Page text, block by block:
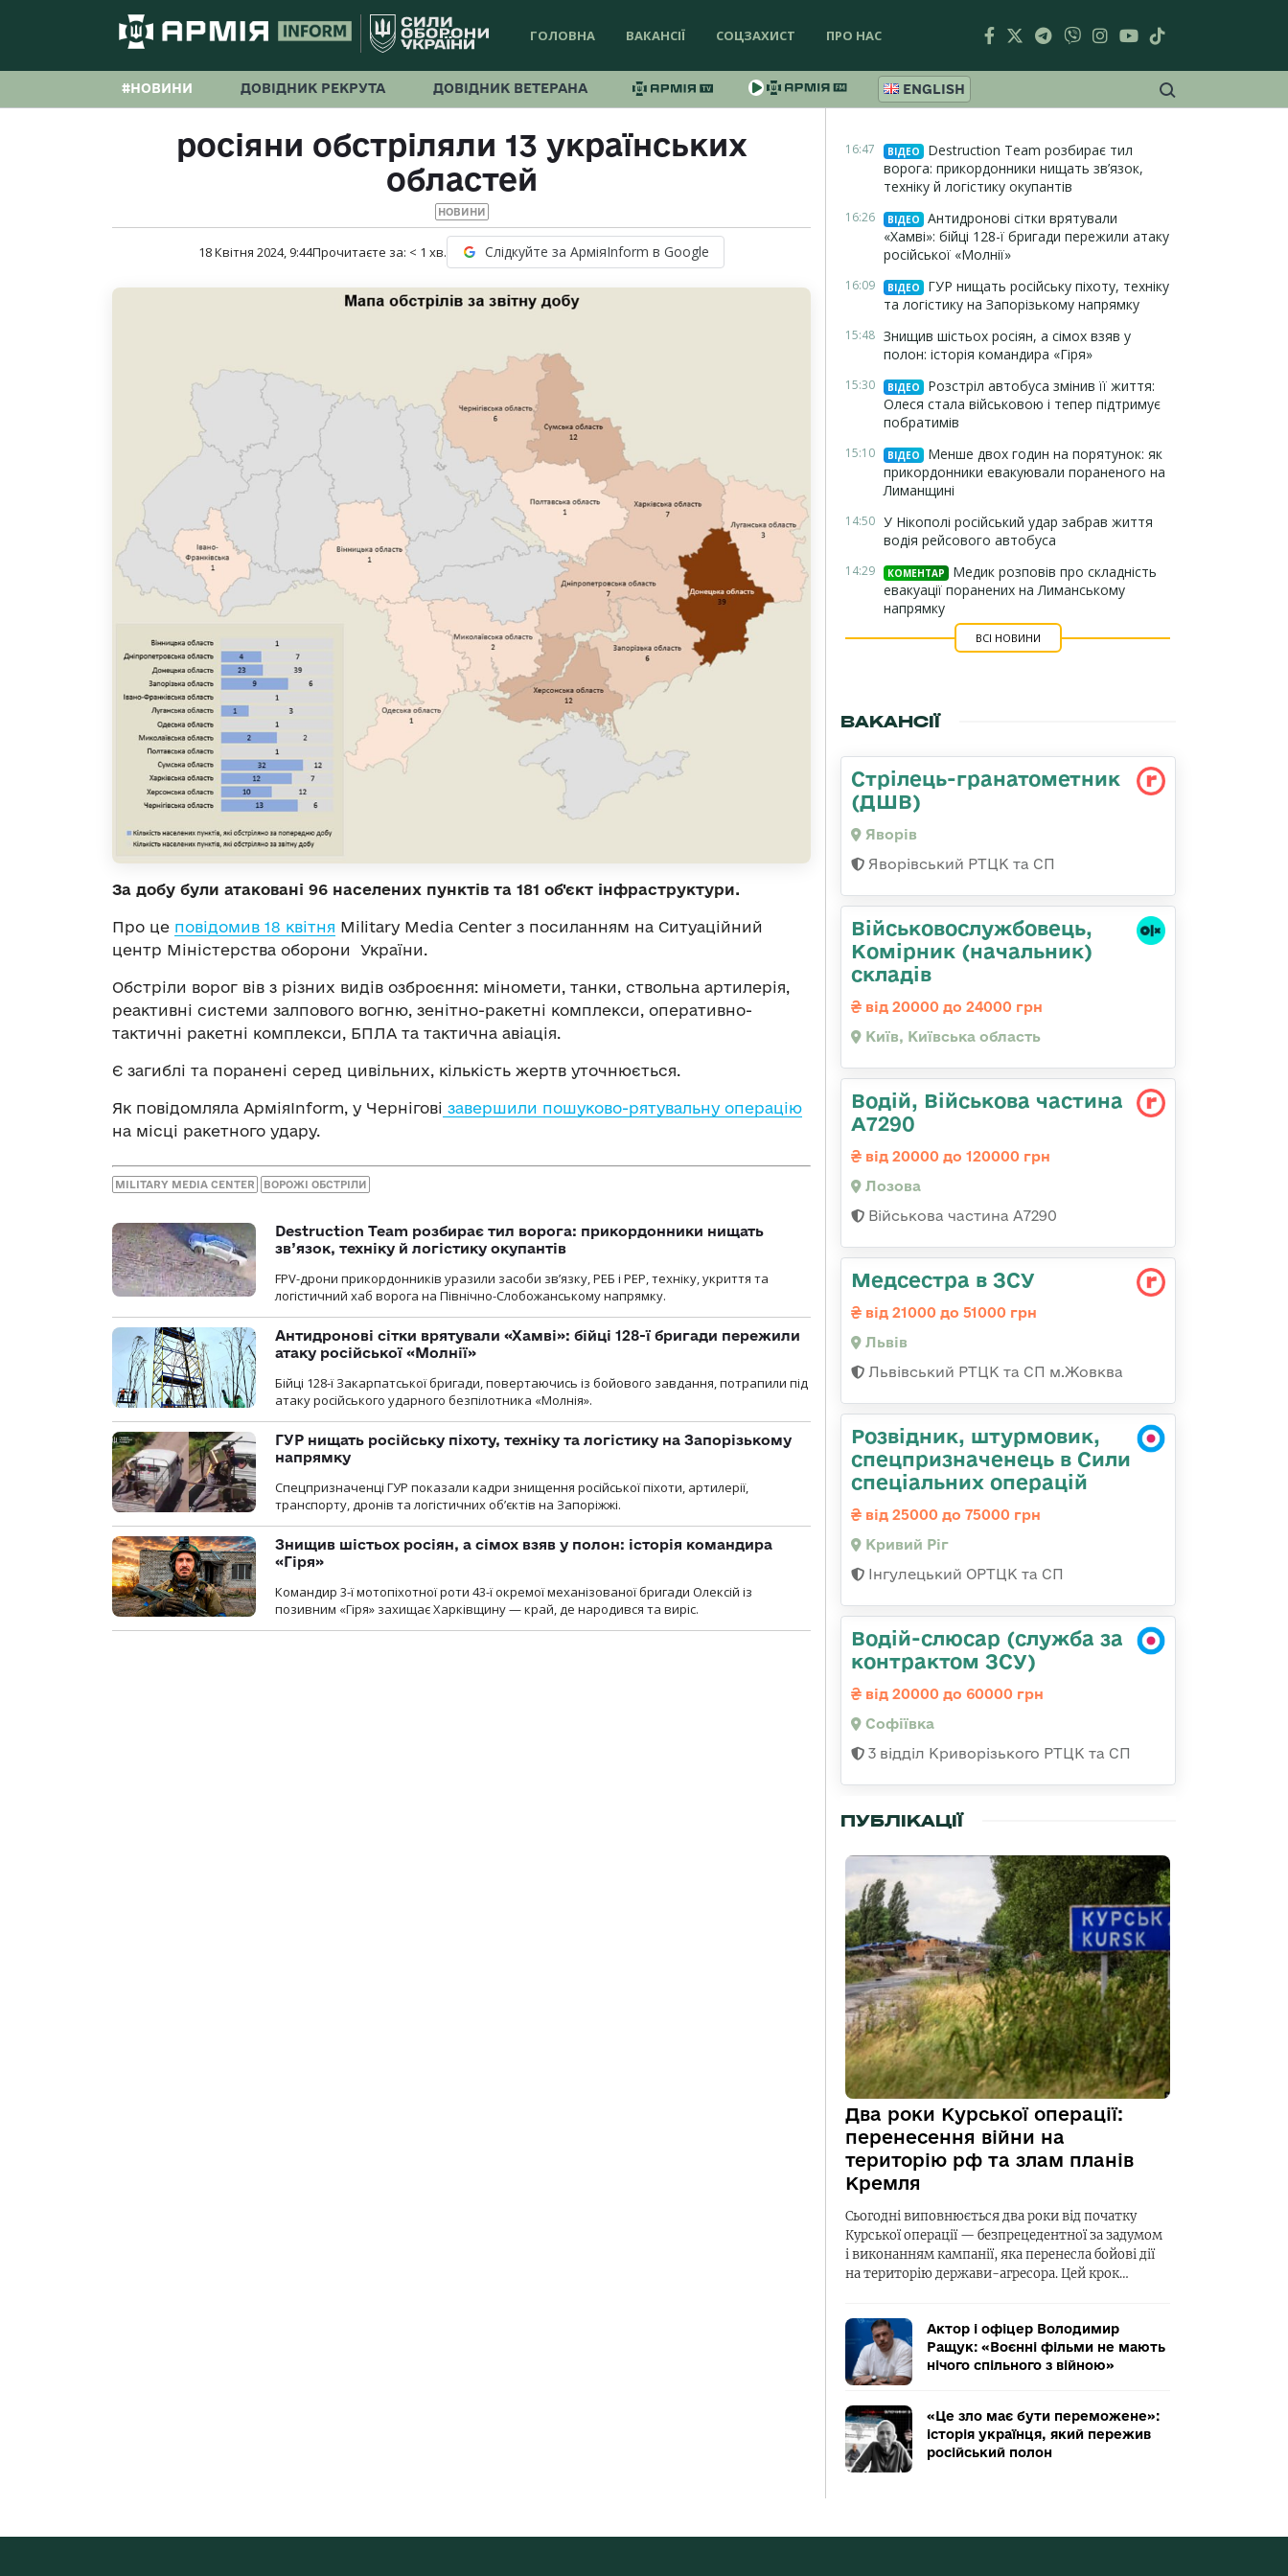
ГОЛОВНА ВАКАНСІЇ СОЦЗАХИСТ ПРО НАС
#НОВИНИ ДОВІДНИК РЕКРУТА ДОВІДНИК ВЕТЕРАНА ENGLISH
росіяни обстріляли 13 українських
областей
НОВИНИ
18 Квітня 2024, 9:44Прочитаєте за: < 1 хв. Слідкуйте за АрміяInform в Google
За добу були атаковані 96 населених пунктів та 181 об'єкт інфраструктури.
Про це повідомив 18 квітня Military Media Center з посиланням на Ситуаційний
центр Міністерства оборони України.
Обстріли ворог вів з різних видів озброєння: міномети, танки, ствольна артилерія,
реактивні системи залпового вогню, зенітно-ракетні комплекси, оперативно-
тактичні ракетні комплекси, БПЛА та тактична авіація.
Є загиблі та поранені серед цивільних, кількість жертв уточнюється.
Як повідомляла АрміяInform, у Чернігові завершили пошуково-рятувальну операцію
на місці ракетного удару.
MILITARY MEDIA CENTER ВОРОЖІ ОБСТРІЛИ
Destruction Team розбирає тил ворога: прикордонники нищать
зв’язок, техніку й логістику окупантів
FPV-дрони прикордонників уразили засоби зв’язку, РЕБ і РЕР, техніку, укриття та
логістичний хаб ворога на Північно-Слобожанському напрямку.
Антидронові сітки врятували «Хамві»: бійці 128-ї бригади пережили
атаку російської «Молнії»
Бійці 128-ї Закарпатської бригади, повертаючись із бойового завдання, потрапили під
атаку російського ударного безпілотника «Молнія».
ГУР нищать російську піхоту, техніку та логістику на Запорізькому
напрямку
Спецпризначенці ГУР показали кадри знищення російської піхоти, артилерії,
транспорту, дронів та логістичних об’єктів на Запоріжжі.
Знищив шістьох росіян, а сімох взяв у полон: історія командира
«Гіря»
Командир 3-ї мотопіхотної роти 43-ї окремої механізованої бригади Олексій із
позивним «Гіря» захищає Харківщину — край, де народився та виріс.
16:47 ВІДЕО
Destruction Team розбирає тил
ворога: прикордонники нищать зв’язок,
техніку й логістику окупантів
16:26 ВІДЕО
Антидронові сітки врятували
«Хамві»: бійці 128-ї бригади пережили атаку
російської «Молнії»
16:09 ВІДЕО
ГУР нищать російську піхоту, техніку
та логістику на Запорізькому напрямку
15:48 Знищив шістьох росіян, а сімох взяв у
полон: історія командира «Гіря»
15:30 ВІДЕО
Розстріл автобуса змінив її життя:
Олеся стала військовою і тепер підтримує
побратимів
15:10 ВІДЕО
Менше двох годин на порятунок: як
прикордонники евакуювали пораненого на
Лиманщині
14:50 У Нікополі російський удар забрав життя
водія рейсового автобуса
14:29 КОМЕНТАР
Медик розповів про складність
евакуації поранених на Лиманському
напрямку
ВСІ НОВИНИ
ВАКАНСІЇ
Стрілець-гранатометник
(ДШВ)
Яворів
Яворівський РТЦК та СП
Військовослужбовець,
Комірник (начальник)
складів
від 20000 до 24000 грн
Київ, Київська область
Водій, Військова частина
А7290
від 20000 до 120000 грн
Лозова
Військова частина А7290
Медсестра в ЗСУ
від 21000 до 51000 грн
Львів
Львівський РТЦК та СП м.Жовква
Розвідник, штурмовик,
спецпризначенець в Сили
спеціальних операцій
від 25000 до 75000 грн
Кривий Ріг
Інгулецький ОРТЦК та СП
Водій-слюсар (служба за
контрактом ЗСУ)
від 20000 до 60000 грн
Софіївка
3 відділ Криворізького РТЦК та СП
ПУБЛІКАЦІЇ
Два роки Курської операції:
перенесення війни на
територію рф та злам планів
Кремля
Сьогодні виповнюється два роки від початку
Курської операції — безпрецедентної за задумом
і виконанням кампанії, яка перенесла бойові дії
на територію держави-агресора. Цей крок…
Актор і офіцер Володимир
Ращук: «Воєнні фільми не мають
нічого спільного з війною»
«Це зло має бути переможене»:
історія українця, який пережив
російський полон